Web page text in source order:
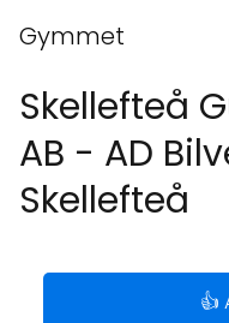
Gymmet
Skellefteå
AB - AD
Skellefteå
👍